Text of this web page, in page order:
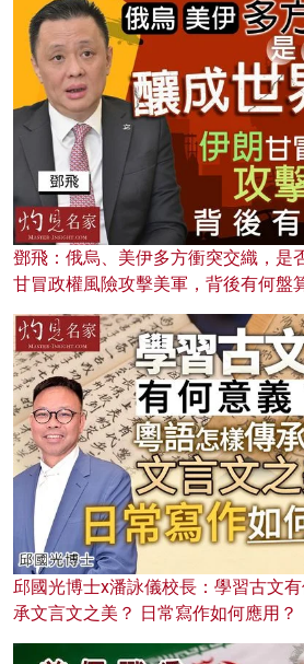
鄧飛：俄烏、美伊多方衝突交織，是
甘冒政權風險攻擊美軍，背後有何盤
邱國光博士x潘詠儀校長：學習古文
承文言文之美？ 日常寫作如何應用？